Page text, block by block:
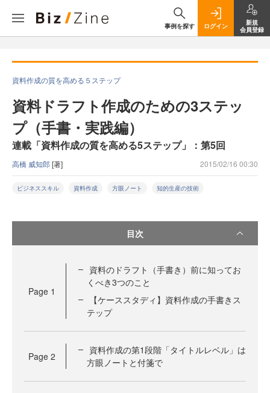
事例を探す ログイン
新規
会員登録
資料作成の質を高める５ステップ
資料ドラフト作成のための3ステッ
プ（手書・実践編）
連載「資料作成の質を高める5ステップ」：第5回
高橋 威知郎[著] 2015/02/16 00:30
ビジネススキル 資料作成 方眼ノート 知的生産の技術
目次
Page 1
資料のドラフト（手書き）前に知ってお
くべき3つのこと
【ケーススタディ】資料作成の手書きス
テップ
Page 2
資料作成の第1段階「タイトルレベル」は
方眼ノートと付箋で